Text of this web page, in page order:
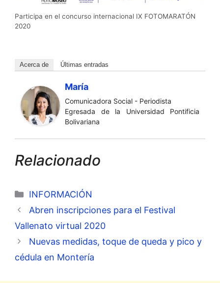
Participa en el concurso internacional IX FOTOMARATÓN
2020
Acerca de Últimas entradas
María
Comunicadora Social - Periodista
Egresada de la Universidad Pontificia
Bolivariana
Relacionado
Categorías
INFORMACIÓN
Abren inscripciones para el Festival
Vallenato virtual 2020
Nuevas medidas, toque de queda y pico y
cédula en Montería